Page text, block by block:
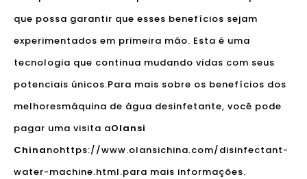
que possa garantir que esses benefícios sejam
experimentados em primeira mão. Esta é uma
tecnologia que continua mudando vidas com seus
potenciais únicos.Para mais sobre os benefícios dos
melhoresmáquina de água desinfetante, você pode
pagar uma visita aOlansi
Chinanohttps://www.olansichina.com/disinfectant-
water-machine.html.para mais informações.